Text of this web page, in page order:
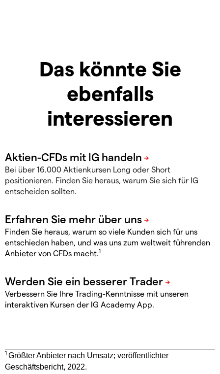
Das könnte Sie
ebenfalls
interessieren
Bei über 16.000 Aktienkursen Long oder Short
positionieren. Finden Sie heraus, warum Sie sich für IG
entscheiden sollten.
Finden Sie heraus, warum so viele Kunden sich für uns
entschieden haben, und was uns zum weltweit führenden
Anbieter von CFDs macht.1
Verbessern Sie Ihre Trading-Kenntnisse mit unseren
interaktiven Kursen der IG Academy App.
1 Größter Anbieter nach Umsatz; veröffentlichter
Geschäftsbericht, 2022.